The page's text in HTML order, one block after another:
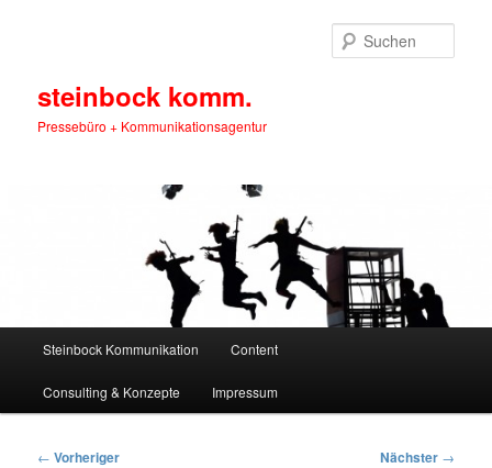
steinbock komm.
Pressebüro + Kommunikationsagentur
Steinbock Kommunikation Content
Consulting & Konzepte Impressum
Beitragsnavigation
← Vorheriger Nächster →